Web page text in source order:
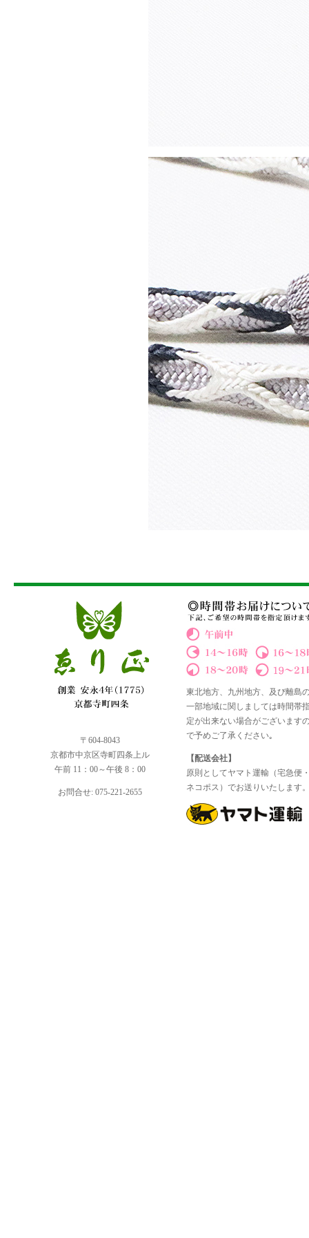
〒604-8043
京都市中京区寺町四条上ル
午前 11：00～午後 8：00
お問合せ: 075-221-2655
東北地方、九州地方、及び離島
一部地域に関しましては時間帯
定が出来ない場合がございます
で予めご了承ください｡
【配送会社】
原則としてヤマト運輸（宅急便
ネコポス）でお送りいたします